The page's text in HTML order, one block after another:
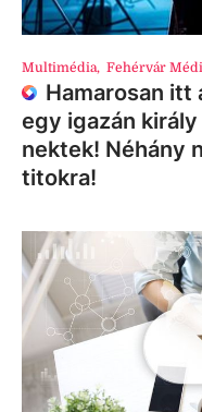
Multimédia, Fehérvár
Hamarosan itt
egy igazán
nektek! Néhány
titokra!